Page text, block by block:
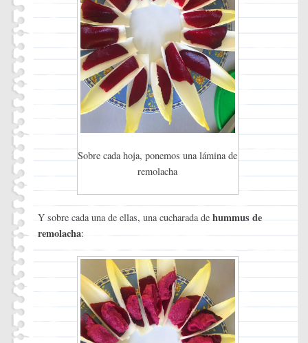
Sobre cada hoja, ponemos una lámina de
remolacha
Y sobre cada una de ellas, una cucharada dehummus de
remolacha: